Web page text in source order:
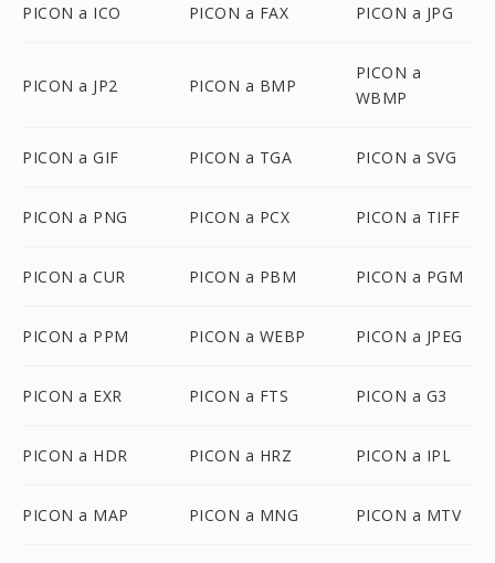
PICON a ICO PICON a FAX PICON a JPG
PICON a JP2 PICON a BMP
PICON a
WBMP
PICON a GIF PICON a TGA PICON a SVG
PICON a PNG PICON a PCX PICON a TIFF
PICON a CUR PICON a PBM PICON a PGM
PICON a PPM PICON a WEBP PICON a JPEG
PICON a EXR PICON a FTS PICON a G3
PICON a HDR PICON a HRZ PICON a IPL
PICON a MAP PICON a MNG PICON a MTV